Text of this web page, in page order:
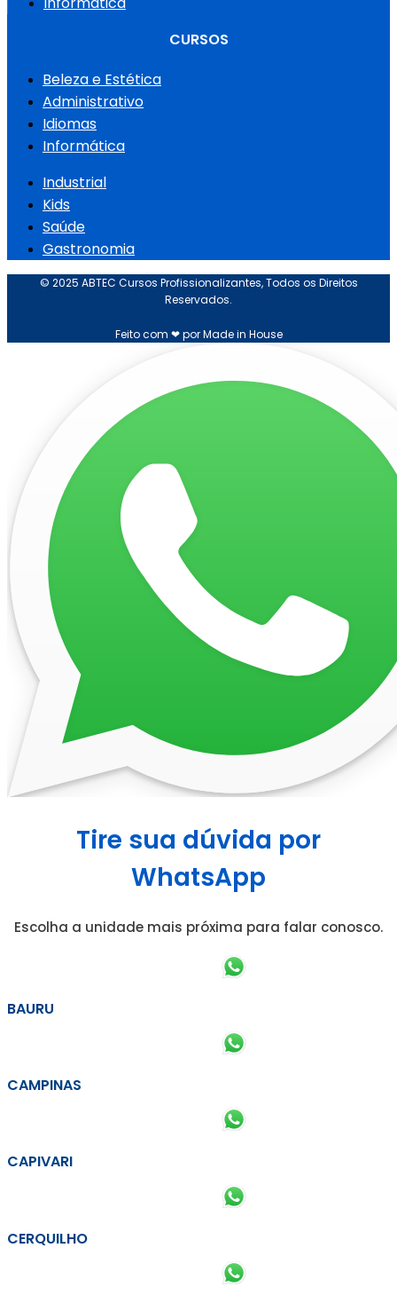
CURSOS
Beleza e Estética
Administrativo
Idiomas
Informática
Industrial
Kids
Saúde
Gastronomia
© 2025 ABTEC Cursos Profissionalizantes, Todos os Direitos
Reservados.
Feito com ❤ por Made in House
Tire sua dúvida por
WhatsApp
Escolha a unidade mais próxima para falar conosco.
BAURU
CAMPINAS
CAPIVARI
CERQUILHO